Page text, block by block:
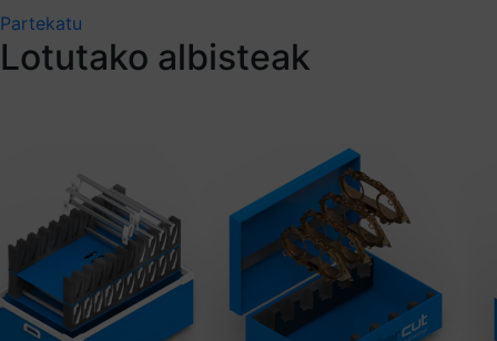
Partekatu
Lotutako albisteak